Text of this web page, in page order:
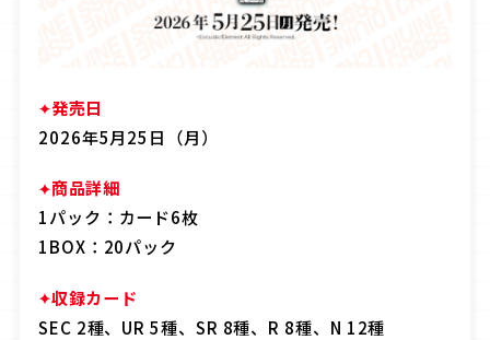
JP
発売日
2026年5月25日（月）
商品詳細
1パック：カード6枚
1BOX：20パック
収録カード
SEC 2種、UR 5種、SR 8種、R 8種、N 12種